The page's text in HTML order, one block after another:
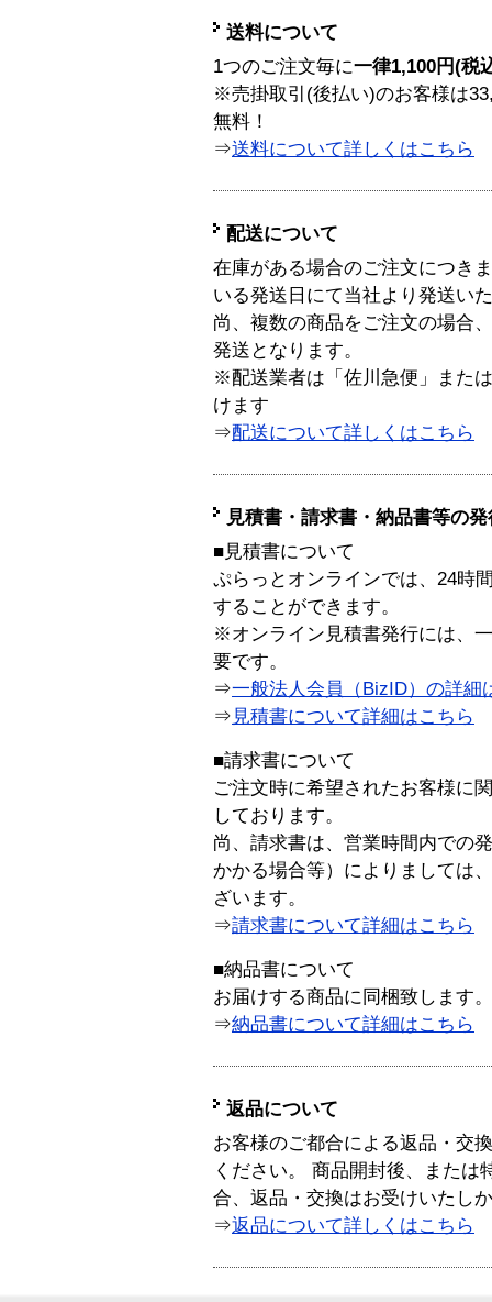
送料について
1つのご注文毎に一律1,100円(税
※売掛取引(後払い)のお客様は
無料！
⇒送料について詳しくはこちら
配送について
在庫がある場合のご注文につき
いる発送日にて当社より発送い
尚、複数の商品をご注文の場合
発送となります。
※配送業者は「佐川急便」また
けます
⇒配送について詳しくはこちら
見積書・請求書・納品書等の
■見積書について
ぷらっとオンラインでは、24時
することができます。
※オンライン見積書発行には、
要です。
⇒一般法人会員（BizID）の詳細
⇒ 見積書について詳細はこちら
■請求書について
ご注文時に希望されたお客様に
しております。
尚、請求書は、営業時間内での
かかる場合等）によりましては
ざいます。
⇒請求書について詳細はこちら
■納品書について
お届けする商品に同梱致します。
⇒納品書について詳細はこちら
返品について
お客様のご都合による返品・交
ください。 商品開封後、または
合、返品・交換はお受けいたし
⇒返品について詳しくはこちら